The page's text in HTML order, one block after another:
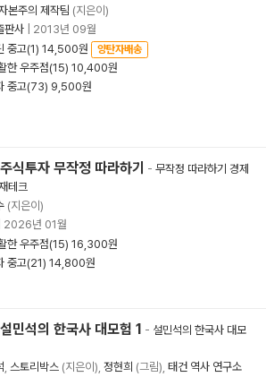
본주의 제작팀 (지은이)
판사
2013년 09월
중고(1) 14,500원
양탄자배송
한 우주점(15) 10,400원
중고(73) 9,500원
식투자 무작정 따라하기 - 무작정 따라하기 경제
테크
(지은이)
2026년 01월
한 우주점(15) 16,300원
중고(21) 14,800원
민석의 한국사 대모험 1 - 설민석의 한국사 대모
스토리박스 (지은이), 정현희 (그림), 태건 역사 연구소